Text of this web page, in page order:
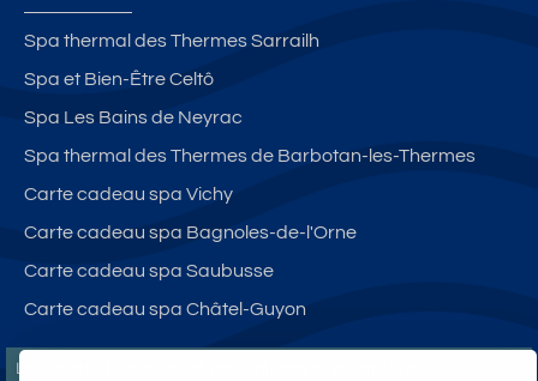
Spa thermal des Thermes Sarrailh
Spa et Bien-Être Celtô
Spa Les Bains de Neyrac
Spa thermal des Thermes de Barbotan-les-Thermes
Carte cadeau spa Vichy
Carte cadeau spa Bagnoles-de-l'Orne
Carte cadeau spa Saubusse
Carte cadeau spa Châtel-Guyon
LesCuristes.fr participe et est conforme à l'ensemble des